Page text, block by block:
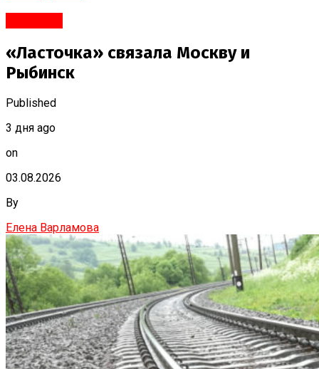
«Ласточка» связала Москву и
Рыбинск
Published
3 дня ago
on
03.08.2026
By
Елена Варламова